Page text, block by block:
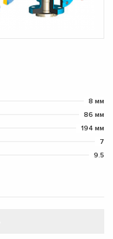
8 мм
86 мм
194 мм
7
9.5